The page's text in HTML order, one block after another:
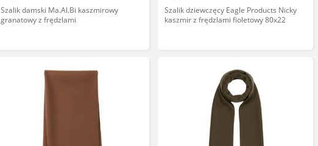
Szalik damski Ma.Al.Bi kaszmirowy
granatowy z frędzlami
Szalik dziewczęcy Eagle Products Nicky
kaszmir z frędzlami fioletowy 80x22